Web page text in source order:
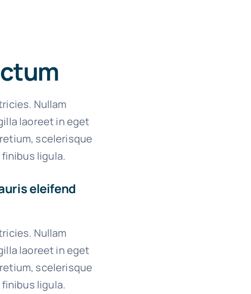
Nullam
laoreet in eget
scelerisque
ligula.
eleifend
Nullam
laoreet in eget
scelerisque
ligula.